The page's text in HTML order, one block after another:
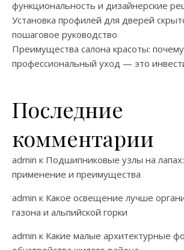
функциональность и дизайнерские
Установка профилей для дверей
пошаговое руководство
Преимущества салона красоты: почему
профессиональный уход — это
Последние
комментарии
admin к Подшипниковые узлы на
применение и преимущества
admin к Какое освещение лучше
газона и альпийской горки
admin к Какие малые архитектурные